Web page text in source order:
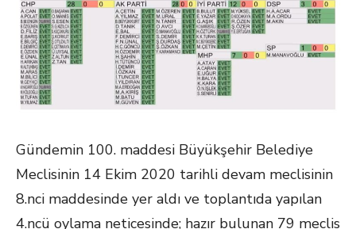
Gündemin 100. maddesi Büyükşehir Belediye
Meclisinin 14 Ekim 2020 tarihli devam meclisinin
8.nci maddesinde yer aldı ve toplantıda yapılan
4.ncü oylama neticesinde; hazır bulunan 79 meclis